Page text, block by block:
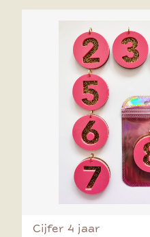
Cijfer 4 jaar